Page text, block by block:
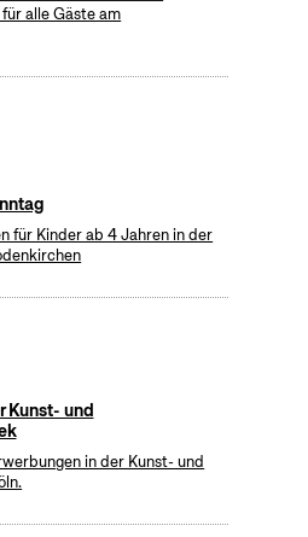
alle Gäste am
für Kinder ab 4 Jahren in der
Kunst- und
in der Kunst- und